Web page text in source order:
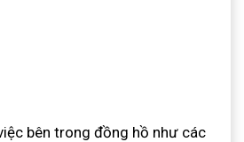
bên trong đồng hồ như các